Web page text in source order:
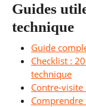
Guides
technique
Guide
Checklist :
technique
Contre-